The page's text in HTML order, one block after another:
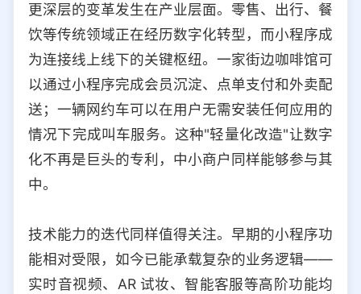
更深层的变革发生在产业层面。零售、出行、餐
饮等传统领域正在经历数字化转型，而小程序成
为连接线上线下的关键枢纽。一家街边咖啡馆可
以通过小程序完成会员沉淀、点单支付和外卖配
送；一辆网约车可以在用户无需安装任何应用的
情况下完成叫车服务。这种"轻量化改造"让数字
化不再是巨头的专利，中小商户同样能够参与其
中。
技术能力的迭代同样值得关注。早期的小程序功
能相对受限，如今已能承载复杂的业务逻辑——
实时音视频、AR 试妆、智能客服等高阶功能均